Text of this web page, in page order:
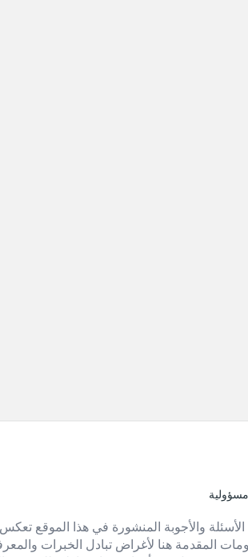
مسؤولية
والأجوبة المنشورة في هذا الموقع
المقدمة هنا لأغراض تبادل الخبرات